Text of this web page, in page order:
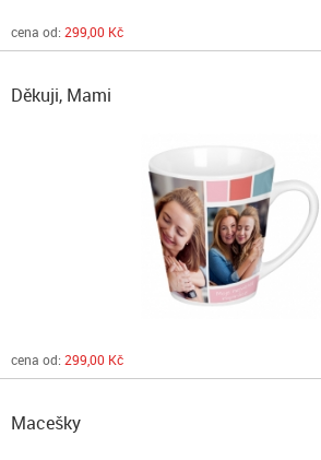
cena od: 299,00 Kč
Děkuji, Mami
cena od: 299,00 Kč
Macešky